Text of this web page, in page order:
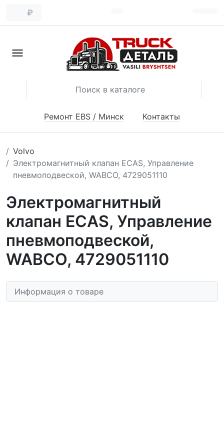
₽
Ремонт EBS / Минск Контакты
Volvo
Электромагнитный клапан ECAS, Управление
пневмоподвеской, WABCO, 4729051110
Электромагнитный
клапан ECAS, Управление
пневмоподвеской,
WABCO, 4729051110
Информация о товаре